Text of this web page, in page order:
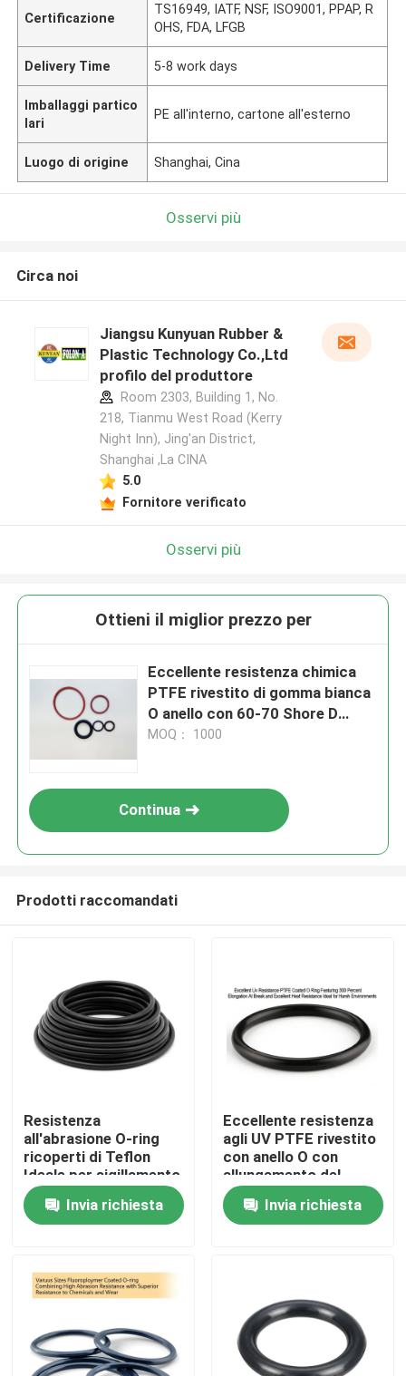
Video
Certificazione
TS16949, IATF, NSF, ISO9001, PPAP, R
OHS, FDA, LFGB
Delivery Time 5-8 work days
Imballaggi partico
lari
PE all'interno, cartone all'esterno
Luogo di origine Shanghai, Cina
Osservi più
Circa noi
Jiangsu Kunyuan Rubber &
Plastic Technology Co.,Ltd
profilo del produttore
Room 2303, Building 1, No.
218, Tianmu West Road (Kerry
Night Inn), Jing'an District,
Shanghai ,La CINA
5.0
Fornitore verificato
Osservi più
Ottieni il miglior prezzo per
Eccellente resistenza chimica
PTFE rivestito di gomma bianca
O anello con 60-70 Shore D
durezza
MOQ： 1000
Continua
Prodotti raccomandati
Resistenza
all'abrasione O-ring
ricoperti di Teflon
Ideale per sigillamento
e guarnizione Diversi
settori resistenti a
sostanze chimiche
Invia richiesta
Eccellente resistenza
agli UV PTFE rivestito
con anello O con
allungamento del
300% alla rottura ed
eccellente resistenza
al calore Ideale per
Invia richiesta